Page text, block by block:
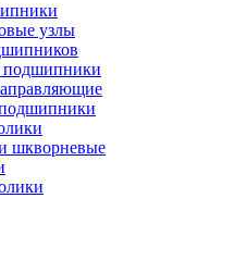
узлы
шкворневые